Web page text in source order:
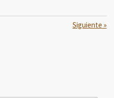
Siguiente »